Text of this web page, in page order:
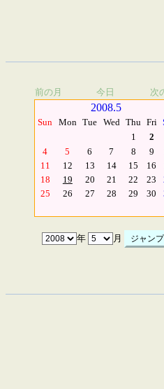
前の月 今日 次
2008.5
Sun Mon Tue Wed Thu Fri
1
2
4
5 6 7 8 9
11
12 13 14 15 16
18
19 20 21 22 23
25
26 27 28 29 30
年 月